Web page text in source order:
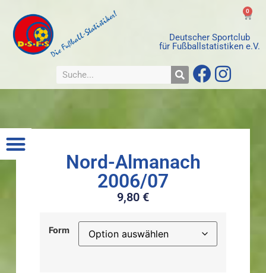
Deutscher Sportclub
für Fußballstatistiken e.V.
0
Nord-Almanach
2006/07
9,80 €
Form